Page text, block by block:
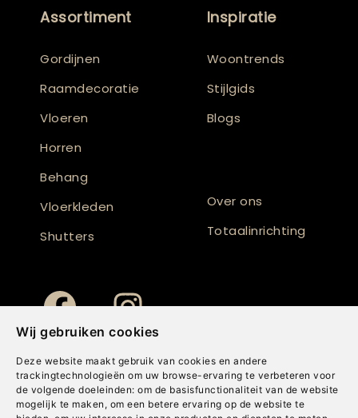
Wij gebruiken cookies
Deze website maakt gebruik van cookies en andere
trackingtechnologieën om uw browse-ervaring te verbeteren voor
de volgende doeleinden: om de basisfunctionaliteit van de website
mogelijk te maken , om een betere ervaring op de website te
Assortiment
Gordijnen
Raamdecoratie
Vloeren
Horren
Behang
Vloerkleden
Shutters
Inspiratie
Woontrends
Stijlgids
Blogs
Over ons
Totaalinrichting